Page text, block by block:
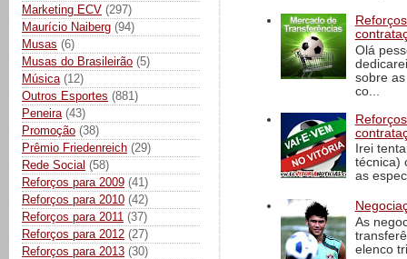
Marketing ECV (297)
Maurício Naiberg (94)
Musas (6)
Musas do Brasileirão (5)
Música (12)
Outros Esportes (881)
Peneira (43)
Promoção (38)
Prêmio Friedenreich (29)
Rede Social (58)
Reforços para 2009 (41)
Reforços para 2010 (42)
Reforços para 2011 (37)
Reforços para 2012 (27)
Reforços para 2013 (30)
Olá
sobre
co...
Irei
técnica)
as
As
elenco